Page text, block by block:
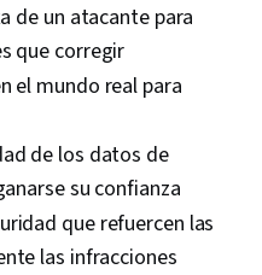
User Accounts,
Management,
Command-Line Interface,
Architecture,
Virtual Private Networks
Security, Vulnerability
Infrastructure, Cloud
Networking, Malware
de un atacante para
que corregir
el mundo real para
de los datos de
su confianza
que refuercen las
las infracciones